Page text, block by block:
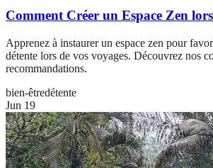
Comment Créer un Espace Zen
Apprenez à instaurer un espace zen pour
détente lors de vos voyages. Découvrez nos
recommandations.
bien-êtredétente
Jun 19